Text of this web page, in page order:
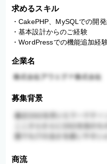
求めるスキル
・CakePHP、MySQLでの開
・基本設計からのご経験
・WordPressでの機能追加経
企業名
募集背景
商流